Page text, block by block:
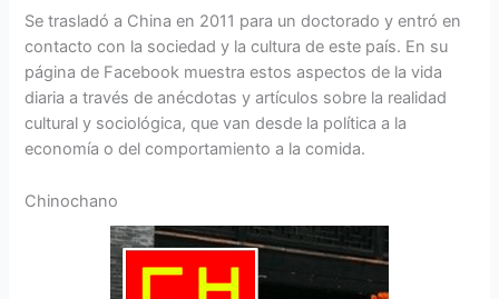
Se trasladó a China en 2011 para un doctorado y entró en
contacto con la sociedad y la cultura de este país. En su
página de Facebook muestra estos aspectos de la vida
diaria a través de anécdotas y artículos sobre la realidad
cultural y sociológica, que van desde la política a la
economía o del comportamiento a la comida.
Chinochano